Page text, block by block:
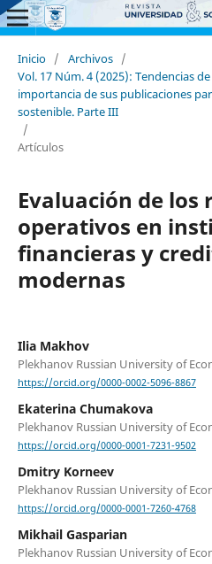
Inicio / Archivos /
Vol. 17 Núm. 4 (2025): Tendencias
importancia de sus publicaciones
sostenible. Parte III
/
Artículos
Evaluación de los
operativos en
financieras y
modernas
Ilia Makhov
Plekhanov Russian University of
https://orcid.org/0000-0002-5096-8867
Ekaterina Chumakova
Plekhanov Russian University of
https://orcid.org/0000-0001-7231-9502
Dmitry Korneev
Plekhanov Russian University of
https://orcid.org/0000-0001-7260-4768
Mikhail Gasparian
Plekhanov Russian University of